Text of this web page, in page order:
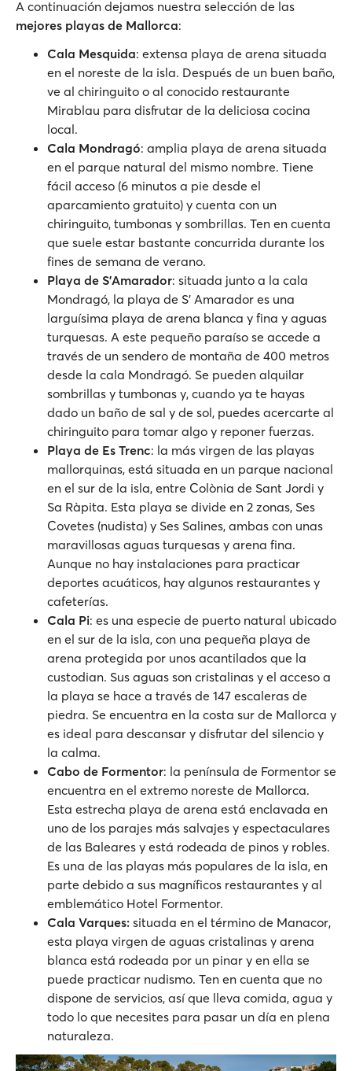
A continuación dejamos nuestra selección de las
mejores playas de Mallorca:
Cala Mesquida: extensa playa de arena situada
en el noreste de la isla. Después de un buen baño,
ve al chiringuito o al conocido restaurante
Mirablau para disfrutar de la deliciosa cocina
local.
Cala Mondragó: amplia playa de arena situada
en el parque natural del mismo nombre. Tiene
fácil acceso (6 minutos a pie desde el
aparcamiento gratuito) y cuenta con un
chiringuito, tumbonas y sombrillas. Ten en cuenta
que suele estar bastante concurrida durante los
fines de semana de verano.
Playa de S'Amarador: situada junto a la cala
Mondragó, la playa de S' Amarador es una
larguísima playa de arena blanca y fina y aguas
turquesas. A este pequeño paraíso se accede a
través de un sendero de montaña de 400 metros
desde la cala Mondragó. Se pueden alquilar
sombrillas y tumbonas y, cuando ya te hayas
dado un baño de sal y de sol, puedes acercarte al
chiringuito para tomar algo y reponer fuerzas.
Playa de Es Trenc: la más virgen de las playas
mallorquinas, está situada en un parque nacional
en el sur de la isla, entre Colònia de Sant Jordi y
Sa Ràpita. Esta playa se divide en 2 zonas, Ses
Covetes (nudista) y Ses Salines, ambas con unas
maravillosas aguas turquesas y arena fina.
Aunque no hay instalaciones para practicar
deportes acuáticos, hay algunos restaurantes y
cafeterías.
Cala Pi: es una especie de puerto natural ubicado
en el sur de la isla, con una pequeña playa de
arena protegida por unos acantilados que la
custodian. Sus aguas son cristalinas y el acceso a
la playa se hace a través de 147 escaleras de
piedra. Se encuentra en la costa sur de Mallorca y
es ideal para descansar y disfrutar del silencio y
la calma.
Cabo de Formentor: la península de Formentor se
encuentra en el extremo noreste de Mallorca.
Esta estrecha playa de arena está enclavada en
uno de los parajes más salvajes y espectaculares
de las Baleares y está rodeada de pinos y robles.
Es una de las playas más populares de la isla, en
parte debido a sus magníficos restaurantes y al
emblemático Hotel Formentor.
Cala Varques: situada en el término de Manacor,
esta playa virgen de aguas cristalinas y arena
blanca está rodeada por un pinar y en ella se
puede practicar nudismo. Ten en cuenta que no
dispone de servicios, así que lleva comida, agua y
todo lo que necesites para pasar un día en plena
naturaleza.